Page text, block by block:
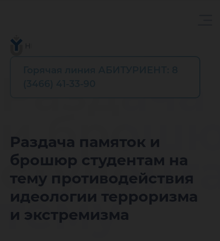
Раздача памяток и
брошюр студентам на
тему противодействия
идеологии терроризма
и экстремизма
и
тему